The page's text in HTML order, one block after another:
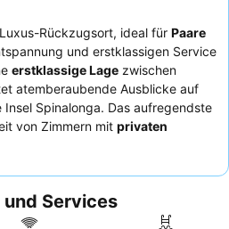
Rückzugsort, ideal für Paare
und erstklassigen Service
erstklassige Lage zwischen
atemberaubende Ausblicke auf
Spinalonga. Das aufregendste
von Zimmern mit privaten
durchweg das
Optionen. Für das beste Erlebnis
höheren Etage anfragen, um mehr
Services